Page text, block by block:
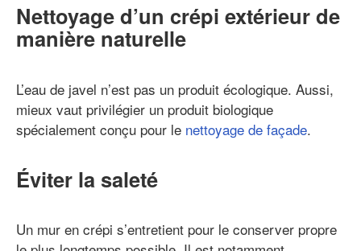
Nettoyage d’un crépi extérieur de
manière naturelle
L’eau de javel n’est pas un produit écologique. Aussi,
mieux vaut privilégier un produit biologique
spécialement conçu pour le nettoyage de façade.
Éviter la saleté
Un mur en crépi s’entretient pour le conserver propre